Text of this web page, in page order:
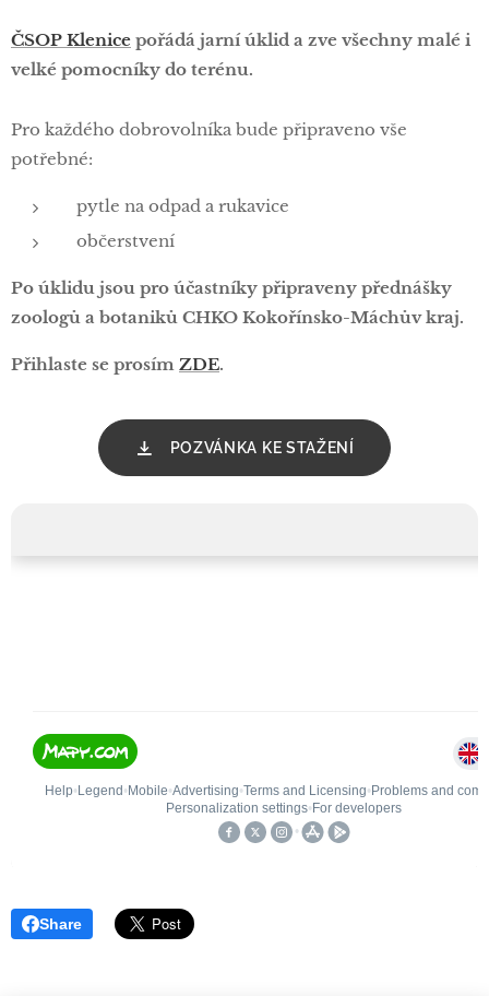
ČSOP Klenice pořádá jarní úklid a zve všechny malé i
velké pomocníky do terénu.
Pro každého dobrovolníka bude připraveno vše
potřebné:
pytle na odpad a rukavice
občerstvení
Po úklidu jsou pro účastníky připraveny přednášky
zoologů a botaniků CHKO Kokořínsko-Máchův kraj.
Přihlaste se prosím ZDE.
POZVÁNKA KE STAŽENÍ
Share